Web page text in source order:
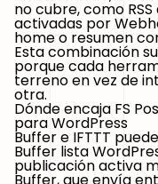
no cubre, como
activadas por
home o resumen
Esta combinación
porque cada
terreno en vez de
otra.
Dónde encaja FS
para WordPress
Buffer e IFTTT
Buffer lista
publicación activa